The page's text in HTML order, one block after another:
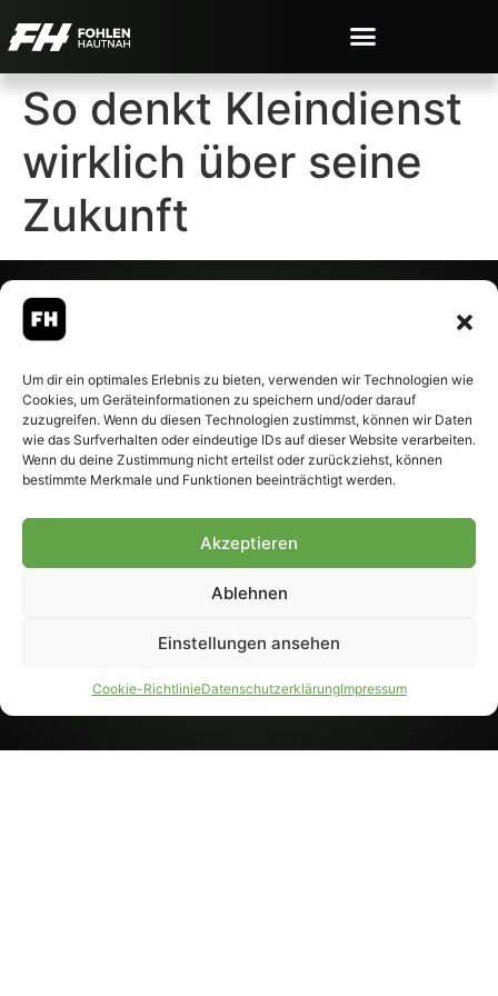
Um dir ein optimales Erlebnis zu bieten, verwenden wir Technologien wie
Cookies, um Geräteinformationen zu speichern und/oder darauf
zuzugreifen. Wenn du diesen Technologien zustimmst, können wir Daten
wie das Surfverhalten oder eindeutige IDs auf dieser Website verarbeiten.
Wenn du deine Zustimmung nicht erteilst oder zurückziehst, können
bestimmte Merkmale und Funktionen beeinträchtigt werden.
Akzeptieren
Ablehnen
Einstellungen ansehen
Cookie-RichtlinieDatenschutzerklärungImpressum
So denkt Kleindienst
wirklich über seine
Zukunft
– Alle rechte vorbehalten.
Fohlen-Hautnah.de ist ein
offiziell eingetragenes Magazin
bei der Deutschen
Nationalbibliothek (ISSN 1868-
Weiterverarbeitung, auch
Genehmigung.
PARTNER WERDEN
AGB